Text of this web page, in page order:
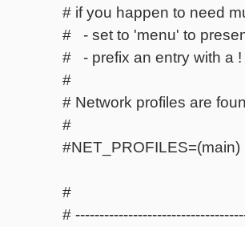
# if you happen to need
# - set to 'menu' to
# - prefix an entry with a !
#
# Network profiles are
#
#NET_PROFILES=(main)
#
#